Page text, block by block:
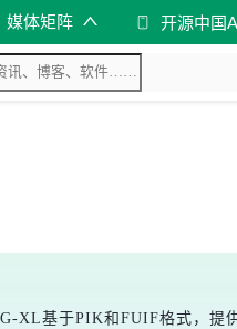
媒体矩阵 开源中国
XL基于PIK和FUIF格式，提